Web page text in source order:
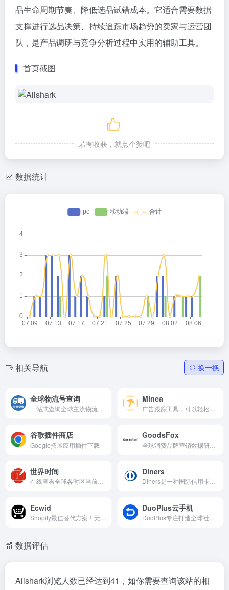
品生命周期节奏、降低选品试错成本。它适合需要数据
支撑进行选品决策、持续追踪市场趋势的卖家与运营团
队，是产品调研与竞争分析过程中实用的辅助工具。
首页截图
若有收获，就点个赞吧
数据统计
相关导航 换一换
全球物流号查询 Minea
谷歌插件商店
Google拓展应用插件下载
GoodsFox
世界时间 Diners
Ecwid DuoPlus云手机
数据评估
Alishark浏览人数已经达到41，如你需要查询该站的相